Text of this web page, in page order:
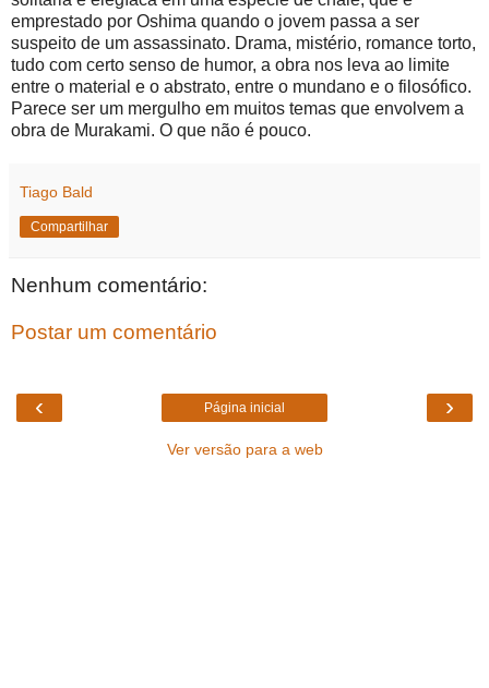
emprestado por Oshima quando o jovem passa a ser
suspeito de um assassinato. Drama, mistério, romance torto,
tudo com certo senso de humor, a obra nos leva ao limite
entre o material e o abstrato, entre o mundano e o filosófico.
Parece ser um mergulho em muitos temas que envolvem a
obra de Murakami. O que não é pouco.
Tiago Bald
Compartilhar
Nenhum comentário:
Postar um comentário
‹ ›
Página inicial
Ver versão para a web